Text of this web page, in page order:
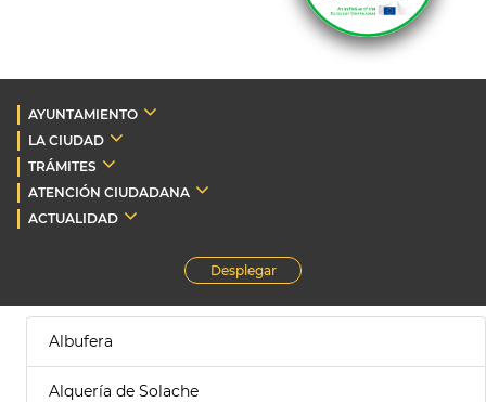
AYUNTAMIENTO
LA CIUDAD
TRÁMITES
ATENCIÓN CIUDADANA
ACTUALIDAD
Desplegar
Albufera
Alquería de Solache